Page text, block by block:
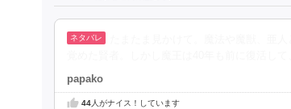
覚めた賢者。しかし魔王は40年も前に復活し
papako
44人がナイス！しています